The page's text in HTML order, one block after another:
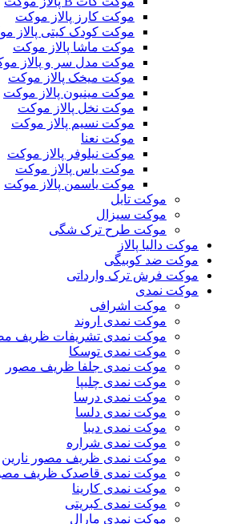
موکت کارز پالاز موکت
موکت کودک کیتی پالاز
موکت ماشا پالاز موکت
موکت مدل سر و پالاز
موکت میخک پالاز موکت
موکت مینیون پالاز موکت
موکت نخل پالاز موکت
موکت نسیم پالاز موکت
موکت نعنا
موکت نیلوفر پالاز موکت
موکت یاس پالاز موکت
موکت یاسمن پالاز موکت
موکت تایل
موکت سیزال
موکت طرح ترک شگی
موکت دالیا پالاز
موکت ضد کوبیگی
موکت فرش ترک وارداتی
موکت نمدی
موکت اشرافی
موکت نمدی اروند
موکت نمدی تشریفات ظریف
موکت نمدی توسکا
موکت نمدی جلفا ظریف مصور
موکت نمدی چلیپا
موکت نمدی درسا
موکت نمدی دلسا
موکت نمدی دیبا
موکت نمدی شراره
موکت نمدی ظریف مصور نارین
موکت نمدی قاصدک ظریف
موکت نمدی کارینا
موکت نمدی کبریتی
موکت نمدی مارال